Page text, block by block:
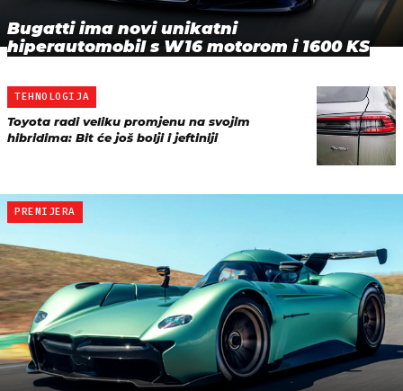
Bugatti ima novi unikatni
hiperautomobil s W16 motorom i 1600 KS
TEHNOLOGIJA
Toyota radi veliku promjenu na svojim
hibridima: Bit će još bolji i jeftiniji
PREMIJERA